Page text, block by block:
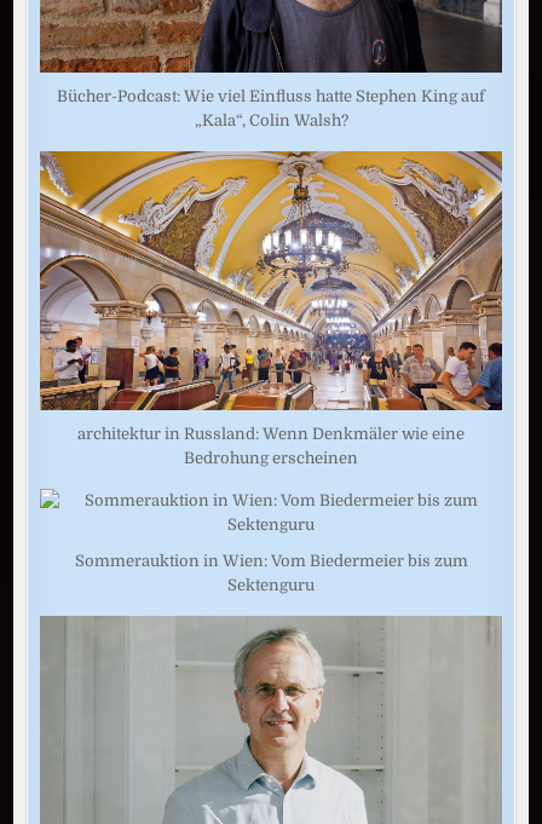
Bücher-Podcast: Wie viel Einfluss hatte Stephen King auf
„Kala“, Colin Walsh?
architektur in Russland: Wenn Denkmäler wie eine
Bedrohung erscheinen
Sommerauktion in Wien: Vom Biedermeier bis zum
Sektenguru